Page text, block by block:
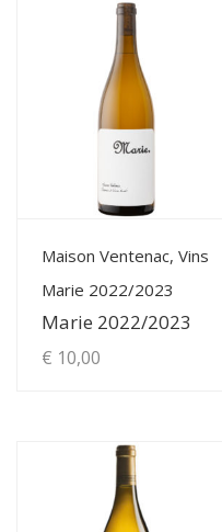
View Details
Maison Ventenac, Vins
Marie 2022/2023
Marie 2022/2023
€ 10,00